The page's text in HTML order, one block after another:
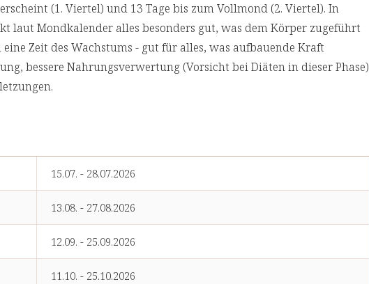
(1. Viertel) und 13 Tage bis zum Vollmond (2. Viertel). In
laut Mondkalender alles besonders gut, was dem Körper zugeführt
Zeit des Wachstums - gut für alles, was aufbauende Kraft
bessere Nahrungsverwertung (Vorsicht bei Diäten in dieser Phase)
15.07. - 28.07.2026
13.08. - 27.08.2026
12.09. - 25.09.2026
11.10. - 25.10.2026